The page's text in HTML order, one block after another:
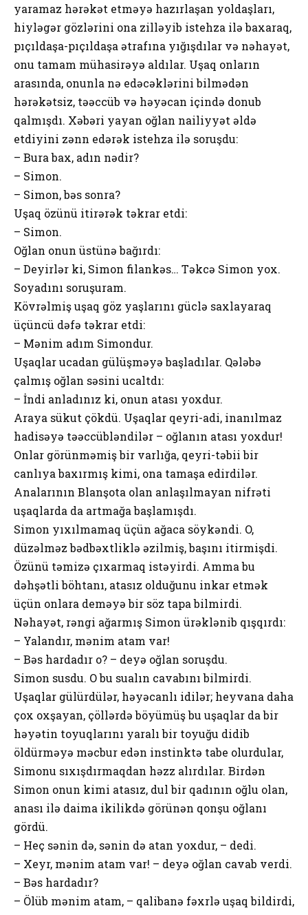
yaramaz hərəkət etməyə hazırlaşan yoldaşları,
hiyləgər gözlərini ona zilləyib istehza ilə baxaraq,
pıçıldaşa-pıçıldaşa ətrafına yığışdılar və nəhayət,
onu tamam mühasirəyə aldılar. Uşaq onların
arasında, onunla nə edəcəklərini bilmədən
hərəkətsiz, təəccüb və həyəcan içində donub
qalmışdı. Xəbəri yayan oğlan nailiyyət əldə
etdiyini zənn edərək istehza ilə soruşdu:
– Bura bax, adın nədir?
– Simon.
– Simon, bəs sonra?
Uşaq özünü itirərək təkrar etdi:
– Simon.
Oğlan onun üstünə bağırdı:
– Deyirlər ki, Simon filankəs… Təkcə Simon yox.
Soyadını soruşuram.
Kövrəlmiş uşaq göz yaşlarını güclə saxlayaraq
üçüncü dəfə təkrar etdi:
– Mənim adım Simondur.
Uşaqlar ucadan gülüşməyə başladılar. Qələbə
çalmış oğlan səsini ucaltdı:
– İndi anladınız ki, onun atası yoxdur.
Araya sükut çökdü. Uşaqlar qeyri-adi, inanılmaz
hadisəyə təəccübləndilər – oğlanın atası yoxdur!
Onlar görünməmiş bir varlığa, qeyri-təbii bir
canlıya baxırmış kimi, ona tamaşa edirdilər.
Analarının Blanşota olan anlaşılmayan nifrəti
uşaqlarda da artmağa başlamışdı.
Simon yıxılmamaq üçün ağaca söykəndi. O,
düzəlməz bədbəxtliklə əzilmiş, başını itirmişdi.
Özünü təmizə çıxarmaq istəyirdi. Amma bu
dəhşətli böhtanı, atasız olduğunu inkar etmək
üçün onlara deməyə bir söz tapa bilmirdi.
Nəhayət, rəngi ağarmış Simon ürəklənib qışqırdı:
– Yalandır, mənim atam var!
– Bəs hardadır o? – deyə oğlan soruşdu.
Simon susdu. O bu sualın cavabını bilmirdi.
Uşaqlar gülürdülər, həyəcanlı idilər; heyvana daha
çox oxşayan, çöllərdə böyümüş bu uşaqlar da bir
həyətin toyuqlarını yaralı bir toyuğu didib
öldürməyə məcbur edən instinktə tabe olurdular,
Simonu sıxışdırmaqdan həzz alırdılar. Birdən
Simon onun kimi atasız, dul bir qadının oğlu olan,
anası ilə daima ikilikdə görünən qonşu oğlanı
gördü.
– Heç sənin də, sənin də atan yoxdur, – dedi.
– Xeyr, mənim atam var! – deyə oğlan cavab verdi.
– Bəs hardadır?
– Ölüb mənim atam, – qalibanə fəxrlə uşaq bildirdi,